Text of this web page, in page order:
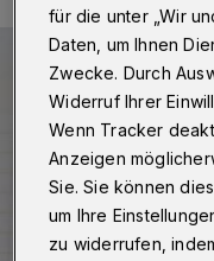
für die unter „Wir
Daten, um Ihnen
Zwecke. Durch
Widerruf Ihrer
Wenn Tracker
Anzeigen
Sie. Sie können
um Ihre
zu widerrufen,